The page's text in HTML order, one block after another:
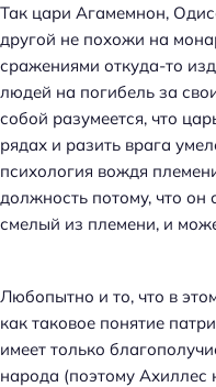
Так цари Агамемнон,
другой не похожи на
сражениями откуда-то
людей на погибель за
собой разумеется, что
рядах и разить врага
психология вождя
должность потому, что
смелый из племени, и
Любопытно и то, что в
как таковое понятие
имеет только
народа (поэтому